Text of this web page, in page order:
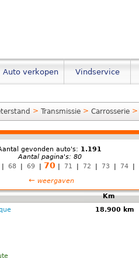
Auto verkopen Vindservice
> Transmissie > Carrosserie >
gevonden auto's: 1.191
Aantal pagina's: 80
| 68 | 69 | 70 | 71 | 72 | 73 | 74 |
← weergaven
Km
18.900 km